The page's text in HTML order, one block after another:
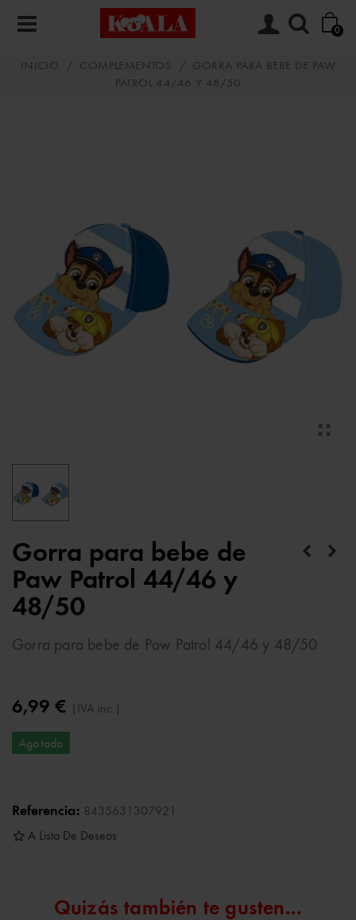
0
INICIO / COMPLEMENTOS /
GORRA PARA BEBE DE PAW
PATROL 44/46 Y 48/50
Gorra para bebe de
Paw Patrol 44/46 y
48/50
Gorra para bebe de Paw Patrol 44/46 y 48/50
6,99 € (IVA inc.)
Agotado
Referencia: 8435631307921
A Lista De Deseos
Quizás también te gusten...